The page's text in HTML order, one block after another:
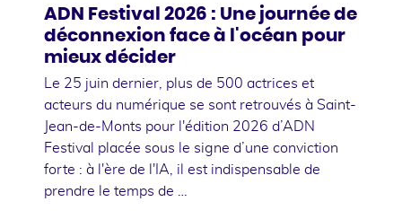
ADN Festival 2026 : Une journée de
déconnexion face à l'océan pour
mieux décider
Le 25 juin dernier, plus de 500 actrices et
acteurs du numérique se sont retrouvés à Saint-
Jean-de-Monts pour l'édition 2026 d’ADN
Festival placée sous le signe d’une conviction
forte : à l'ère de l'IA, il est indispensable de
prendre le temps de …